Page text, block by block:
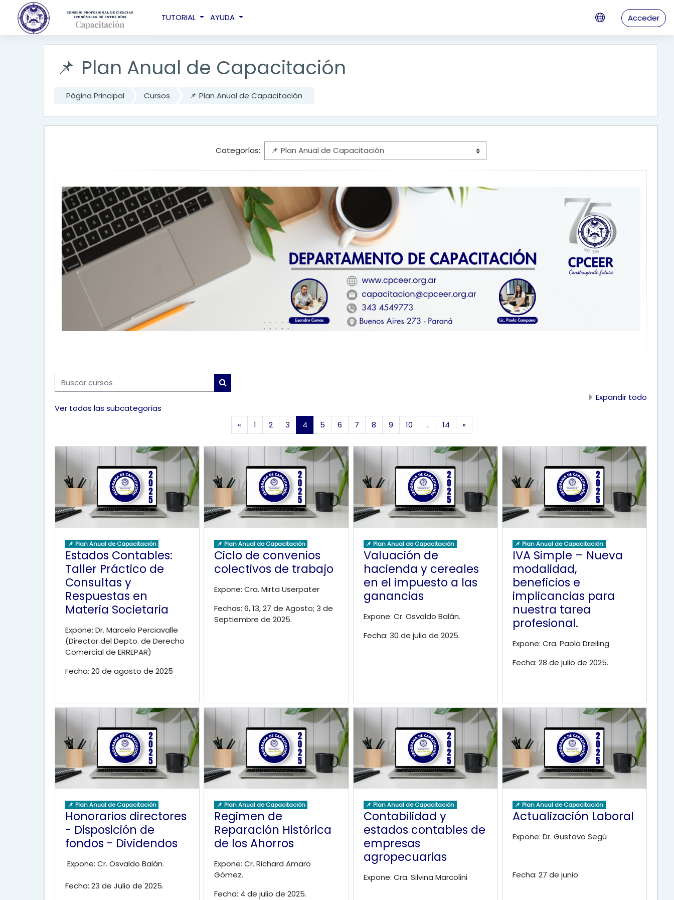
TUTORIAL AYUDA Acceder
Salta al contenido principal
📌 Plan Anual de Capacitación
Página Principal Cursos 📌 Plan Anual de Capacitación
Categorías:
Buscar cursos
Buscar cursos
Expandir todo
Ver todas las subcategorías
«Página anterior
1 2 3 4(actual)
5 6 7 8 9 10 … 14 »Siguiente página
📌 Plan Anual de Capacitación
Estados Contables:
Taller Práctico de
Consultas y
Respuestas en
Materia Societaria
Expone: Dr. Marcelo Perciavalle
(Director del Depto. de Derecho
Comercial de ERREPAR)
Fecha: 20 de agosto de 2025
📌 Plan Anual de Capacitación
Ciclo de convenios
colectivos de trabajo
Expone: Cra. Mirta Userpater
Fechas: 6, 13, 27 de Agosto; 3 de
Septiembre de 2025.
📌 Plan Anual de Capacitación
Valuación de
hacienda y cereales
en el impuesto a las
ganancias
Expone: Cr. Osvaldo Balán.
Fecha: 30 de julio de 2025.
📌 Plan Anual de Capacitación
IVA Simple – Nueva
modalidad,
beneficios e
implicancias para
nuestra tarea
profesional.
Expone: Cra. Paola Dreiling
Fecha: 28 de julio de 2025.
📌 Plan Anual de Capacitación
Honorarios directores
- Disposición de
fondos - Dividendos
Expone: Cr. Osvaldo Balán.
Fecha: 23 de Julio de 2025.
📌 Plan Anual de Capacitación
Regimen de
Reparación Histórica
de los Ahorros
Expone: Cr. Richard Amaro
Gómez.
Fecha: 4 de julio de 2025.
📌 Plan Anual de Capacitación
Contabilidad y
estados contables de
empresas
agropecuarias
Expone: Cra. Silvina Marcolini
📌 Plan Anual de Capacitación
Actualización Laboral
Expone: Dr. Gustavo Segú
Fecha: 27 de junio